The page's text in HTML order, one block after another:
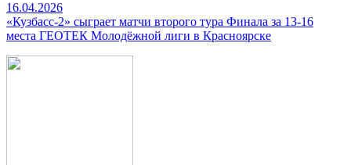
16.04.2026
«Кузбасс-2» сыграет матчи второго тура Финала за 13-16
места ГЕОТЕК Молодёжной лиги в Красноярске